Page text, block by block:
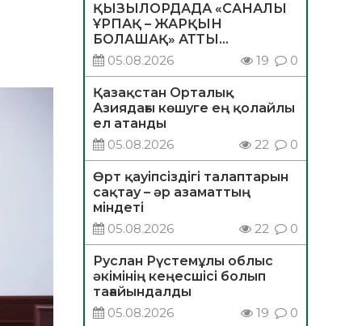
ҚЫЗЫЛОРДАДА «САНАЛЫ
ҰРПАҚ – ЖАРҚЫН
БОЛАШАҚ» АТТЫ
КЕҢЕЙТІЛГЕН МӘЖІЛІС
ӨТТІ
05.08.2026 19 0
Қазақстан Орталық
Азиядағы көшуге ең қолайлы
ел атанды
05.08.2026
22 0
Өрт қауіпсіздігі талаптарын
сақтау – әр азаматтың
міндеті
05.08.2026
22 0
Руслан Рүстемұлы облыс
әкімінің кеңесшісі болып
тағайындалды
05.08.2026
19 0